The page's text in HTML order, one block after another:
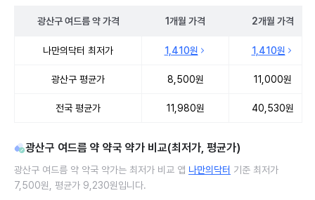
광산구 여드름 약가격 1개월 가격 2개월 가격
나만의닥터 최저가 1,410원 1,410원
광산구 평균가 8,500원 11,000원
전국 평균가 11,980원 40,530원
광산구 여드름 약 약국 약가 비교(최저가, 평균가)
광산구 여드름 약 약국 약가는 최저가 비교 앱 나만의닥터 기준 최저가
7,500원, 평균가 9,230원입니다.